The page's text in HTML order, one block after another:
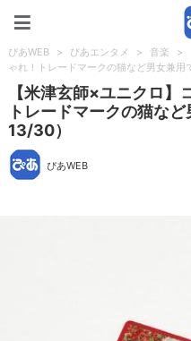
ぴあWEB > ぴあエンタメ > 音楽 >
ゃれ！トレードマークの猫など男女兼用
【米津玄師×ユニクロ】
トレードマークの猫な
13/30）
ぴあWEB